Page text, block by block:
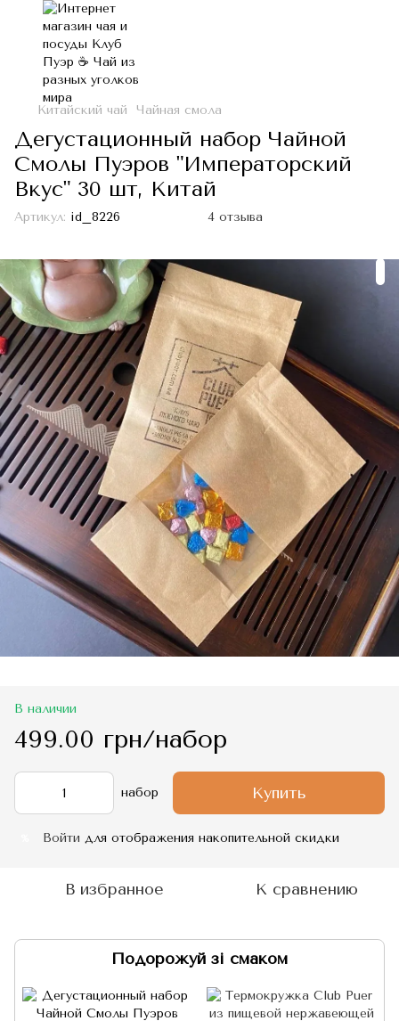
Китайский чай Чайная смола
Дегустационный набор Чайной
Смолы Пуэров "Императорский
Вкус" 30 шт, Китай
Артикул: id_8226 4 отзыва
В наличии
499.00 грн/набор
набор Купить
Войти для отображения накопительной скидки
В избранное К сравнению
Подорожуй зі смаком